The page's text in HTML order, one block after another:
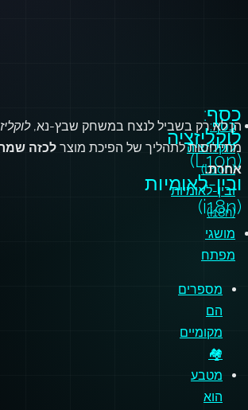
כסף:
לוקליזציה
(L10n)
ובין-לאומיות
(i18n)
מושגי
מפתח
מספרים
הם
מקומיים
🏘️
מטבע
הוא
כסף:
לוקליזציה
(L10n)
ובין-לאומיות
(i18n)
הן לא רק בשביל לנצח במשחק שבץ-נא,
מתייחסות לתהליך של הפיכת מוצר לכזה
אחרת.